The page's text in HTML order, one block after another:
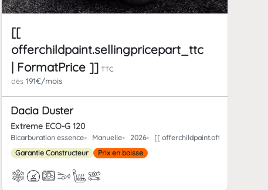
| FormatNumber ]] kms
[[
offerchildpaint.sellingpricepart_ttc
| FormatPrice ]] TTC
dès191€/mois
Dacia Duster
Extreme ECO-G 120
Bicarburation essence Manuelle 2026
[[ offerchildpaint.offerchild_km |
Garantie Constructeur
Prix en baisse